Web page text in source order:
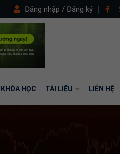
Đăng nhập / Đăng ký
KHÓA HỌC TÀI LIỆU LIÊN HỆ